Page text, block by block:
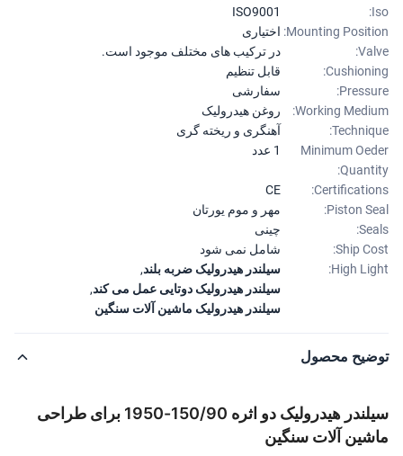
ISO9001
Mounting اختیاری
در ترکیب های مختلف موجود است.
قابل تنظیم
سفارشی
Working
روغن هیدرولیک
آهنگری و ریخته گری
Minimum
1 عدد
Piston
مهر و موم یورتان
Ship
شامل نمی شود
High
سیلندر هیدرولیک ضربه بلند,
سیلندر هیدرولیک دوتایی عمل می کند,
سیلندر هیدرولیک ماشین آلات سنگین
محصول
سیلندر هیدرولیک دو اثره 150/90-1950 برای طراحی
آلات سنگین